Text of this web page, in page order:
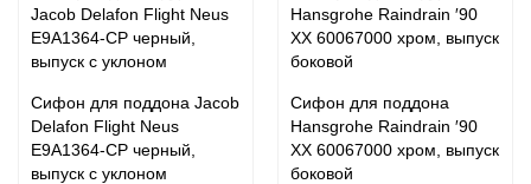
Сифон для поддона Jacob
Delafon Flight Neus
E9A1364-CP черный,
выпуск с уклоном
Сифон для поддона
Hansgrohe Raindrain ′90
XX 60067000 хром, выпуск
боковой